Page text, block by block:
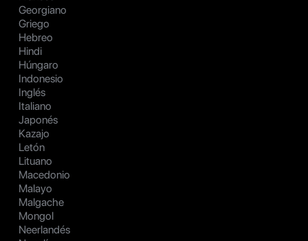
Georgiano
Griego
Hebreo
Hindi
Húngaro
Indonesio
Inglés
Italiano
Japonés
Kazajo
Letón
Lituano
Macedonio
Malayo
Malgache
Mongol
Neerlandés